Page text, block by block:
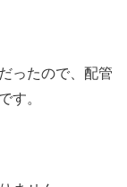
ったので、配管
す。